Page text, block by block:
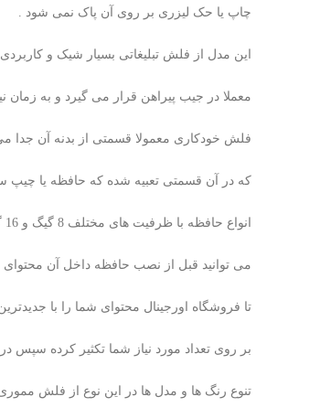
چاپ یا حک لیزری بر روی آن پاک نمی شود .
این مدل از فلش تبلیغاتی بسیار شیک و
معملا در جیب پیراهن قرار می گیرد و به
فلش خودکاری معمولا قسمتی از بدنه آن جدا
که در آن قسمتی تعبیه شده که حافظه یا چیپ
انواع حافظه با ظرفیت های مختلف 8 گیگ و 16 گیگ و 32 گیگ و 64 گیگ و 128 گیگ داخل آن قابل نصب می باشد .
می توانید قبل از نصب حافظه داخل آن محتوای
تا فروشگاه اورجینال محتوای شما را با
بر روی تعداد مورد نیاز شما تکثیر کرده
تنوع رنگ ها و مدل ها در این نوع از فلش مموری